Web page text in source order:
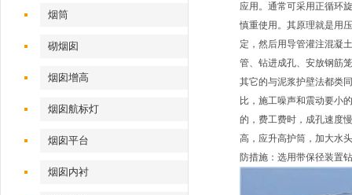
烟筒
砌烟囱
烟囱增高
烟囱航标灯
烟囱平台
烟囱内衬
应用。通常可采用正循环
慎重使用。其原理就是用
定，然后用导管灌注混凝
管、钻进成孔、安放钢筋
其它的与泥浆护壁法都类
比，施工噪声和震动要小
的，费工费时，成孔速度
高，应升高护筒，加大水
防措施：选用带保径装置